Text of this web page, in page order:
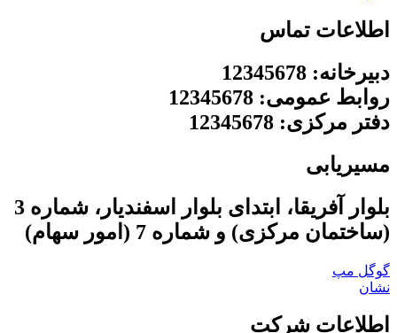
اطلاعات تماس
دبیرخانه: 12345678
روابط عمومی: 12345678
دفتر مرکزی: 12345678
مسیریابی
بلوار آفریقا، ابتدای بلوار اسفندیار، شماره 3
(ساختمان مرکزی) و شماره 7 (امور سهام)
گوگل مپ
نشان
اطلاعات شرکت